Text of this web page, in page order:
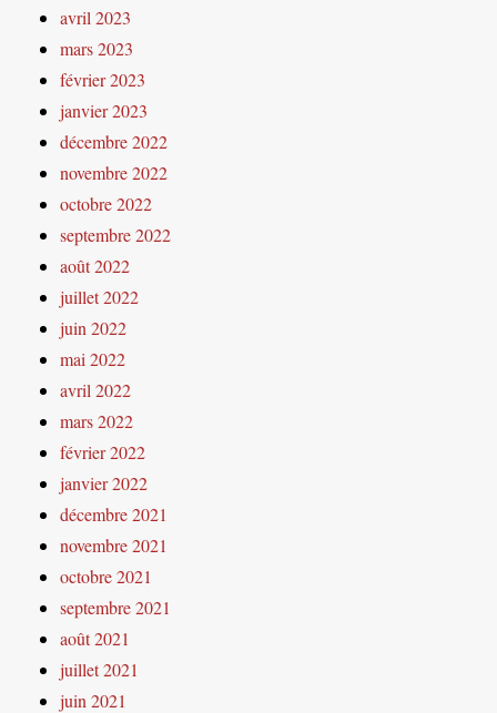
avril 2023
mars 2023
février 2023
janvier 2023
décembre 2022
novembre 2022
octobre 2022
septembre 2022
août 2022
juillet 2022
juin 2022
mai 2022
avril 2022
mars 2022
février 2022
janvier 2022
décembre 2021
novembre 2021
octobre 2021
septembre 2021
août 2021
juillet 2021
juin 2021